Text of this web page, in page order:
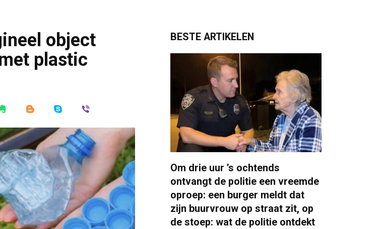
object
plastic
BESTE ARTIKELEN
Om drie uur ’s ochtends
ontvangt de politie een vreemde
oproep: een burger meldt dat
zijn buurvrouw op straat zit, op
de stoep: wat de politie ontdekt